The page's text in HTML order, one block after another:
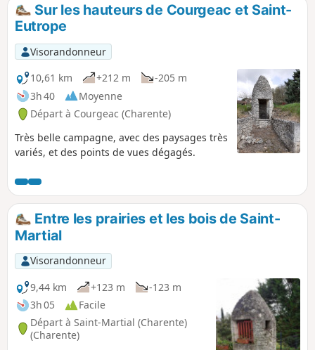
Sur les hauteurs de Courgeac et Saint-
Eutrope
Visorandonneur
10,61 km
+212 m
-205 m
3h 40
Moyenne
Départ à Courgeac (Charente)
Très belle campagne, avec des paysages très
variés, et des points de vues dégagés.
Entre les prairies et les bois de Saint-
Martial
Visorandonneur
9,44 km
+123 m
-123 m
3h 05
Facile
Départ à Saint-Martial (Charente)
(Charente)